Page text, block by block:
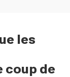
les
coup de